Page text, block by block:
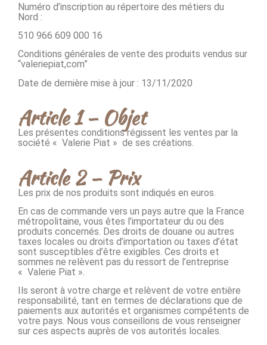
Numéro d’inscription au répertoire des métiers du
Nord :
510 966 609 000 16
Conditions générales de vente des produits vendus sur
“valeriepiat,com”
Date de dernière mise à jour : 13/11/2020
Article 1 – Objet
Les présentes conditions régissent les ventes par la
société « Valerie Piat » de ses créations.
Article 2 – Prix
Les prix de nos produits sont indiqués en euros.
En cas de commande vers un pays autre que la France
métropolitaine, vous êtes l’importateur du ou des
produits concernés. Des droits de douane ou autres
taxes locales ou droits d’importation ou taxes d’état
sont susceptibles d’être exigibles. Ces droits et
sommes ne relèvent pas du ressort de l’entreprise
« Valerie Piat ».
Ils seront à votre charge et relèvent de votre entière
responsabilité, tant en termes de déclarations que de
paiements aux autorités et organismes compétents de
votre pays. Nous vous conseillons de vous renseigner
sur ces aspects auprès de vos autorités locales.